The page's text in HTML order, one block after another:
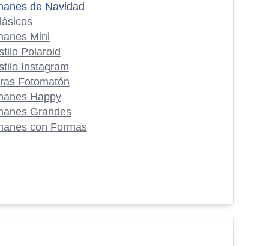
de Navidad
Mini
Polaroid
Instagram
Fotomatón
Happy
Grandes
con Formas